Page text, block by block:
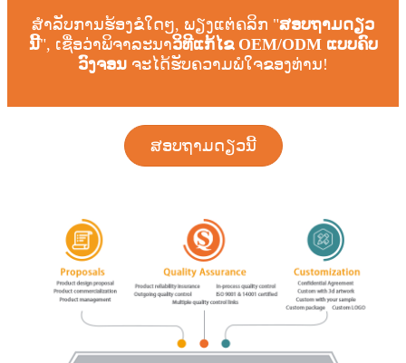
ສຳລັບການຮ້ອງຂໍໃດໆ, ພຽງແຕ່ຄລິກ "ສອບຖາມດຽວ
ນີ້", ເຊື່ອວ່າພິຈາລະນາວິທີແກ້ໄຂ OEM/ODM ແບບຄົບ
ວົງຈອນ ຈະໄດ້ຮັບຄວາມພໍໃຈຂອງທ່ານ!
ສອບຖາມດຽວນີ້